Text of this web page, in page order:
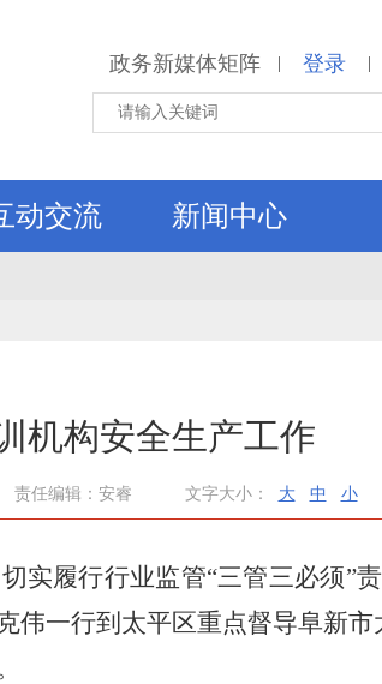
政务新媒体矩阵 | 登录 |
动交流 新闻中心
机构安全生产工作
责任编辑：安睿 文字大小： 大 中 小
履行行业监管“三管三必须”责
伟一行到太平区重点督导阜新市